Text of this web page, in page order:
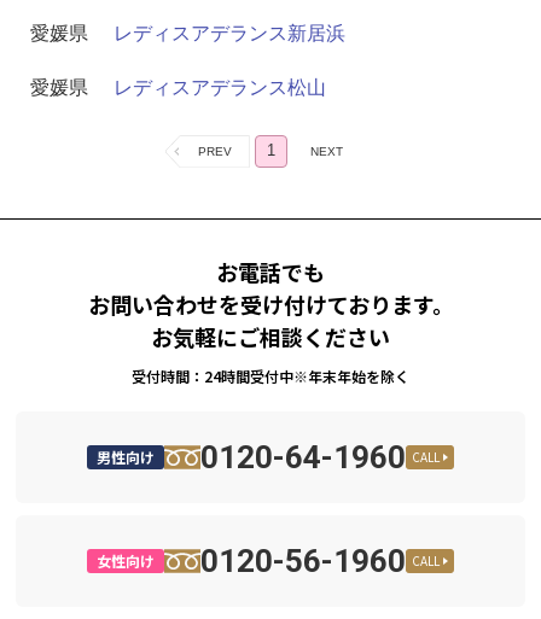
愛媛県 レディスアデランス新居浜
愛媛県 レディスアデランス松山
1
お電話でも
お問い合わせを受け付けております。
お気軽にご相談ください
受付時間：24時間受付中※年末年始を除く
男性向け 0120-64-1960 CALL
女性向け 0120-56-1960 CALL